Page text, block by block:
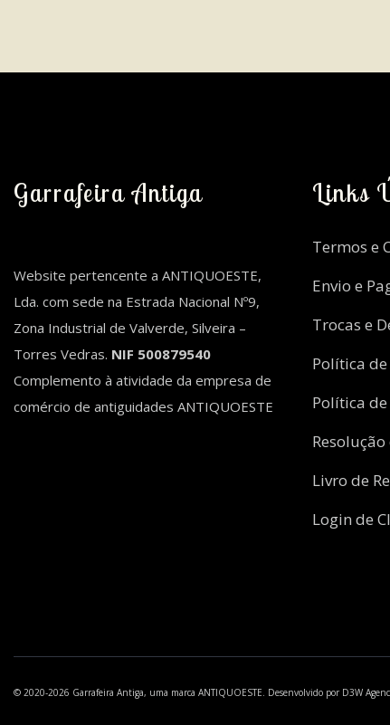
Garrafeira Antiga
Website pertencente a ANTIQUOESTE,
Lda. com sede na Estrada Nacional Nº9,
Zona Industrial de Valverde, Silveira –
Torres Vedras. NIF 500879540
Complemento à atividade da empresa de
comércio de antiguidades ANTIQUOESTE
Links
Termos e
Envio e
Trocas e
Política
Política de
Livro de
Login de
© 2020-2026 Garrafeira Antiga, uma marca ANTIQUOESTE . Desenvolvido por D3W